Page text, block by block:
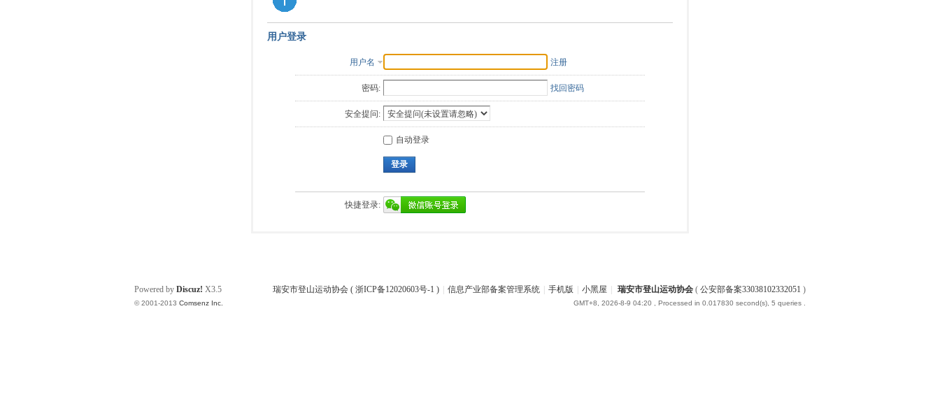
用户登录
用户名 注册
密码: 找回密码
安全提问:
自动登录
登录
快捷登录:
瑞安市登山运动协会 ( 浙ICP备12020603号-1 ) 信息产业部备案管理系统 手机版 小黑屋 瑞安市登山运动协会 ( 公安部备案33038102332051 )
GMT+8, 2026-8-9 04:20 , Processed in 0.017830 second(s), 5 queries .
Powered by Discuz! X3.5
© 2001-2013 Comsenz Inc.